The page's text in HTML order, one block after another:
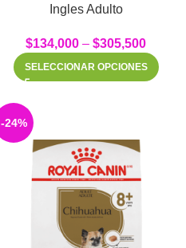
Ingles Adulto
$134,000 –$305,500
SELECCIONAR OPCIONES
-24%